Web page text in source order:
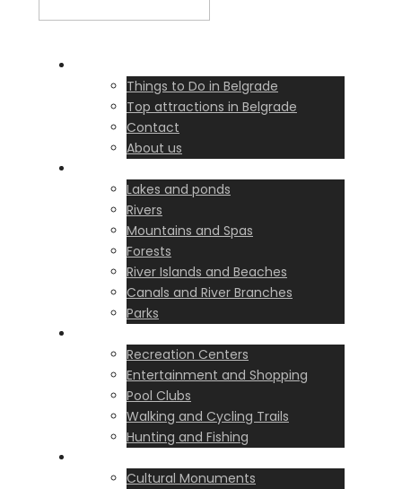
Things to Do in Belgrade
Top attractions in Belgrade
Contact
About us
Lakes and ponds
Rivers
Mountains and Spas
Forests
River Islands and Beaches
Canals and River Branches
Parks
Recreation Centers
Entertainment and Shopping
Pool Clubs
Walking and Cycling Trails
Hunting and Fishing
Cultural Monuments